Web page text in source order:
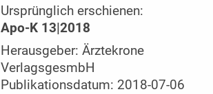
Ursprünglich erschienen:
Apo-K 13|2018
Herausgeber: Ärztekrone
VerlagsgesmbH
Publikationsdatum: 2018-07-06